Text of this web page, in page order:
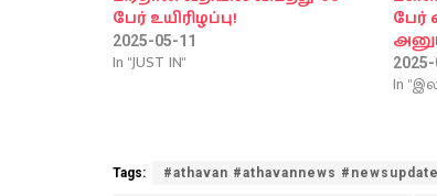
பேர் உயிரிழப்பு!
2025-05-11
In "JUST IN"
பேர்
In
Tags: #athavan #athavannews #newsupdate